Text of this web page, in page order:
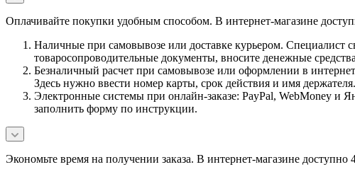
Оплачивайте покупки удобным способом. В интернет-магазине
Наличные при самовывозе или доставке курьером. Специалист
товаросопроводительные документы, вносите денежные
Безналичный расчет при самовывозе или оформлении в
Здесь нужно ввести номер карты, срок действия и имя держателя.
Электронные системы при онлайн-заказе: PayPal, WebMoney и
заполнить форму по инструкции.
Экономьте время на получении заказа. В интернет-магазине доступно